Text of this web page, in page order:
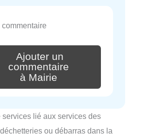
commentaire
Ajouter un
commentaire
à Mairie
services lié aux services des
ou débarras dans la